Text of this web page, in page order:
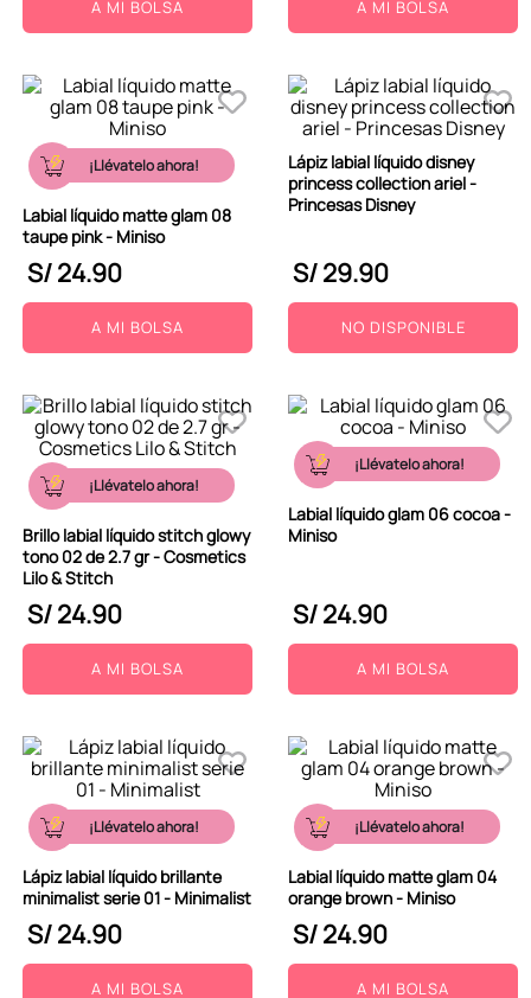
A MI BOLSA A MI BOLSA
¡Llévatelo ahora!
Labial líquido matte glam 08
taupe pink - Miniso
S/24.90
A MI BOLSA
Lápiz labial líquido disney
princess collection ariel -
Princesas Disney
S/29.90
NO DISPONIBLE
¡Llévatelo ahora!
Brillo labial líquido stitch glowy
tono 02 de 2.7 gr - Cosmetics
Lilo & Stitch
S/24.90
A MI BOLSA
¡Llévatelo ahora!
Labial líquido glam 06 cocoa -
Miniso
S/24.90
A MI BOLSA
¡Llévatelo ahora!
Lápiz labial líquido brillante
minimalist serie 01 - Minimalist
S/24.90
A MI BOLSA
¡Llévatelo ahora!
Labial líquido matte glam 04
orange brown - Miniso
S/24.90
A MI BOLSA